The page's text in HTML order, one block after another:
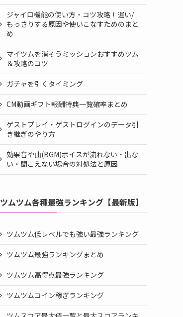
ジャイロ機能の使い方・コツ攻略！遅い/
もっさりする原因や使いこなすためのまと
め
マイツムを消そうミッションおすすめツム
＆攻略のコツ
ガチャを引くタイミング
CM動画ギフト報酬特典一覧確率まとめ
ゲストプレイ・ゲストログインのデータ引
き継ぎのやり方
効果音や曲(BGM)ボイスが流れない・出な
い・聞こえない場合の対処法と原因
ツムツム各種最強ランキング【最新版】
ツムツム低レベルでも強い最強ランキング
ツムツム最強ランキングまとめ
ツムツム高得点最強ランキング
ツムツムコイン稼ぎランキング